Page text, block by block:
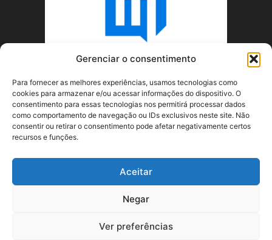
Gerenciar o consentimento
Para fornecer as melhores experiências, usamos tecnologias como
cookies para armazenar e/ou acessar informações do dispositivo. O
consentimento para essas tecnologias nos permitirá processar dados
como comportamento de navegação ou IDs exclusivos neste site. Não
consentir ou retirar o consentimento pode afetar negativamente certos
recursos e funções.
Aceitar
Negar
Ver preferências
SIGA-NOS